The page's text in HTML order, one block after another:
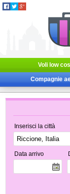
Voli low
Compagnie
Inserisci la città
Data arrivo